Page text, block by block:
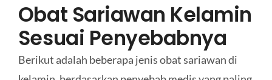
Obat Sariawan Kelamin
Sesuai Penyebabnya
Berikut adalah beberapa jenis obat sariawan di